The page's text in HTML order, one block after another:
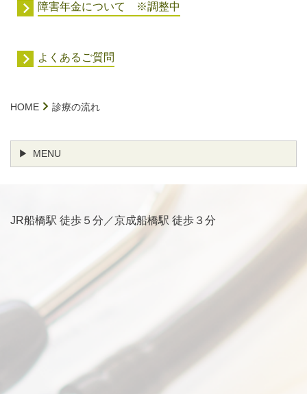
障害年金について ※調整中
よくあるご質問
HOME 診療の流れ
MENU
JR船橋駅 徒歩５分／京成船橋駅 徒歩３分